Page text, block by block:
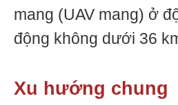
mang (UAV mang) ở
động không dưới 36
Xu hướng chung